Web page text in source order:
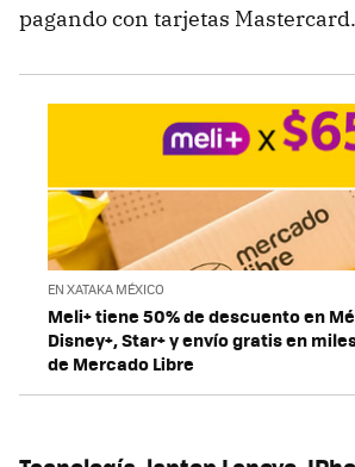
pagando con tarjetas Mastercard.
EN XATAKA MÉXICO
Meli+ tiene 50% de descuento en
Disney+, Star+ y envío gratis en
de Mercado Libre